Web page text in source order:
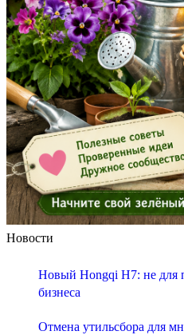
Новости
Новый Hongqi H7: не для
бизнеса
Отмена утильсбора для